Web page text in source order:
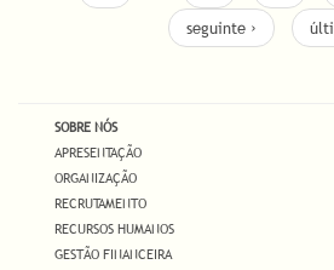
seguinte ›
SOBRE NÓS
APRESENTAÇÃO
ORGANIZAÇÃO
RECRUTAMENTO
RECURSOS HUMANOS
GESTÃO FINANCEIRA